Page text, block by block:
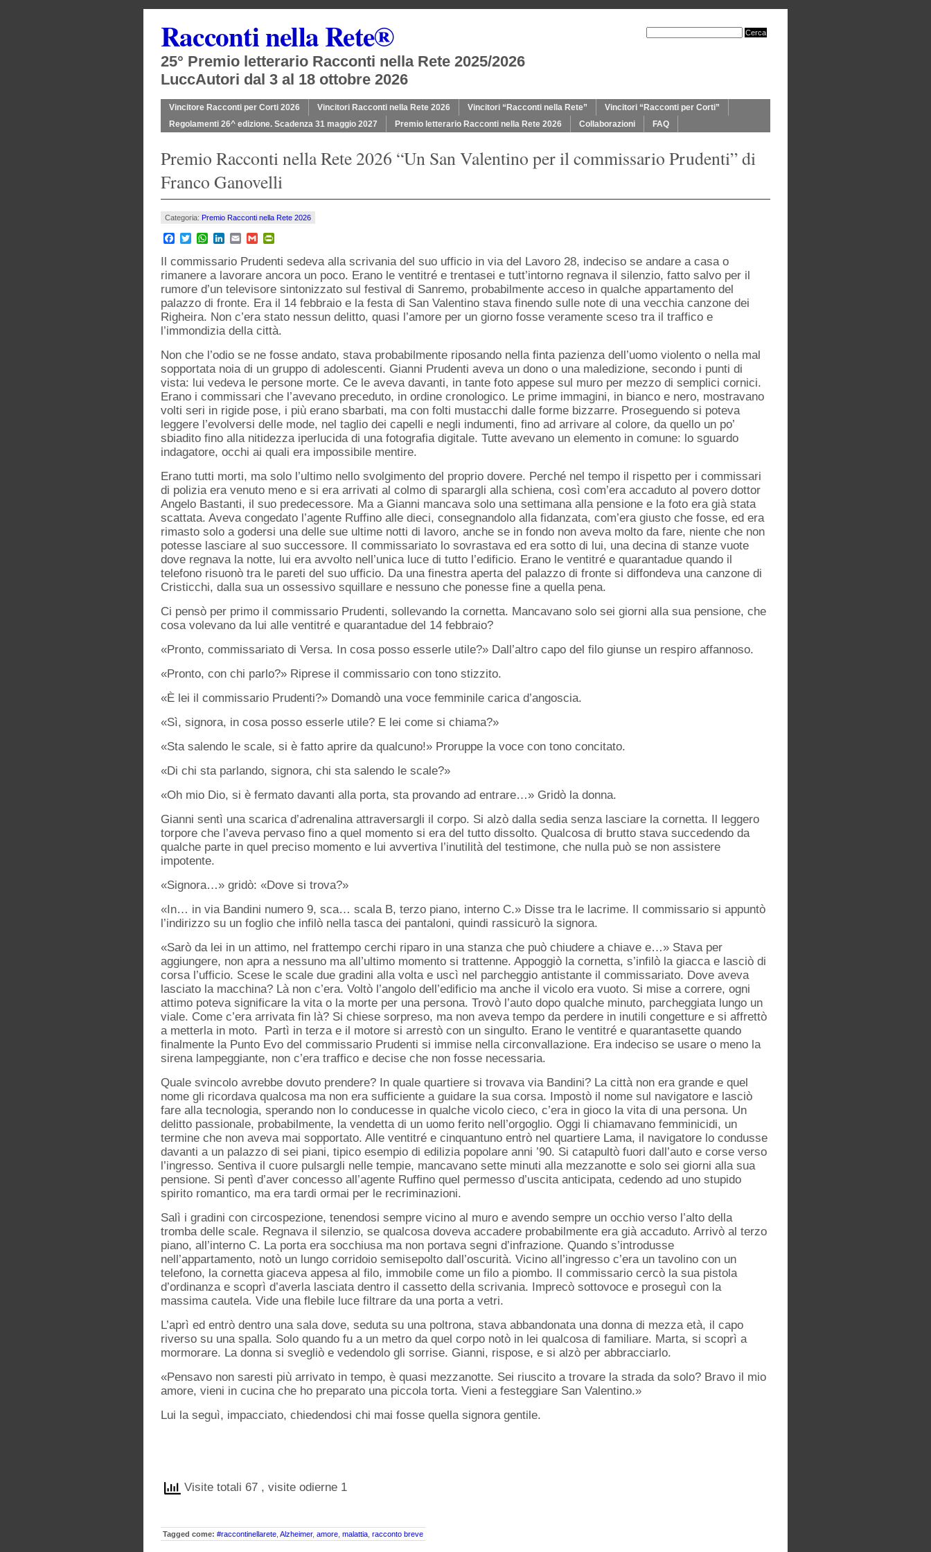
Racconti nella Rete®
25° Premio letterario Racconti nella Rete 2025/2026
LuccAutori dal 3 al 18 ottobre 2026
Vincitore Racconti per Corti 2026 Vincitori Racconti nella Rete 2026 Vincitori “Racconti nella Rete”
Vincitori “Racconti per Corti”
Regolamenti 26^ edizione. Scadenza 31 maggio 2027
Premio letterario Racconti nella Rete 2026 Collaborazioni FAQ
Premio Racconti nella Rete 2026 “Un San Valentino per il commissario Prudenti” di
Franco Ganovelli
Categoria: Premio Racconti nella Rete 2026
Facebook
TwitterWhatsApp
LinkedIn
EmailGmail
Il commissario Prudenti sedeva alla scrivania del suo ufficio in via del Lavoro 28, indeciso se andare a casa o
rimanere a lavorare ancora un poco. Erano le ventitré e trentasei e tutt’intorno regnava il silenzio, fatto salvo per il
rumore d’un televisore sintonizzato sul festival di Sanremo, probabilmente acceso in qualche appartamento del
palazzo di fronte. Era il 14 febbraio e la festa di San Valentino stava finendo sulle note di una vecchia canzone dei
Righeira. Non c’era stato nessun delitto, quasi l’amore per un giorno fosse veramente sceso tra il traffico e
l’immondizia della città.
Non che l’odio se ne fosse andato, stava probabilmente riposando nella finta pazienza dell’uomo violento o nella mal
sopportata noia di un gruppo di adolescenti. Gianni Prudenti aveva un dono o una maledizione, secondo i punti di
vista: lui vedeva le persone morte. Ce le aveva davanti, in tante foto appese sul muro per mezzo di semplici cornici.
Erano i commissari che l’avevano preceduto, in ordine cronologico. Le prime immagini, in bianco e nero, mostravano
volti seri in rigide pose, i più erano sbarbati, ma con folti mustacchi dalle forme bizzarre. Proseguendo si poteva
leggere l’evolversi delle mode, nel taglio dei capelli e negli indumenti, fino ad arrivare al colore, da quello un po’
sbiadito fino alla nitidezza iperlucida di una fotografia digitale. Tutte avevano un elemento in comune: lo sguardo
indagatore, occhi ai quali era impossibile mentire.
Erano tutti morti, ma solo l’ultimo nello svolgimento del proprio dovere. Perché nel tempo il rispetto per i commissari
di polizia era venuto meno e si era arrivati al colmo di sparargli alla schiena, così com’era accaduto al povero dottor
Angelo Bastanti, il suo predecessore. Ma a Gianni mancava solo una settimana alla pensione e la foto era già stata
scattata. Aveva congedato l’agente Ruffino alle dieci, consegnandolo alla fidanzata, com’era giusto che fosse, ed era
rimasto solo a godersi una delle sue ultime notti di lavoro, anche se in fondo non aveva molto da fare, niente che non
potesse lasciare al suo successore. Il commissariato lo sovrastava ed era sotto di lui, una decina di stanze vuote
dove regnava la notte, lui era avvolto nell’unica luce di tutto l’edificio. Erano le ventitré e quarantadue quando il
telefono risuonò tra le pareti del suo ufficio. Da una finestra aperta del palazzo di fronte si diffondeva una canzone di
Cristicchi, dalla sua un ossessivo squillare e nessuno che ponesse fine a quella pena.
Ci pensò per primo il commissario Prudenti, sollevando la cornetta. Mancavano solo sei giorni alla sua pensione, che
cosa volevano da lui alle ventitré e quarantadue del 14 febbraio?
«Pronto, commissariato di Versa. In cosa posso esserle utile?» Dall’altro capo del filo giunse un respiro affannoso.
«Pronto, con chi parlo?» Riprese il commissario con tono stizzito.
«È lei il commissario Prudenti?» Domandò una voce femminile carica d’angoscia.
«Sì, signora, in cosa posso esserle utile? E lei come si chiama?»
«Sta salendo le scale, si è fatto aprire da qualcuno!» Proruppe la voce con tono concitato.
«Di chi sta parlando, signora, chi sta salendo le scale?»
«Oh mio Dio, si è fermato davanti alla porta, sta provando ad entrare…» Gridò la donna.
Gianni sentì una scarica d’adrenalina attraversargli il corpo. Si alzò dalla sedia senza lasciare la cornetta. Il leggero
torpore che l’aveva pervaso fino a quel momento si era del tutto dissolto. Qualcosa di brutto stava succedendo da
qualche parte in quel preciso momento e lui avvertiva l’inutilità del testimone, che nulla può se non assistere
impotente.
«Signora…» gridò: «Dove si trova?»
«In… in via Bandini numero 9, sca… scala B, terzo piano, interno C.» Disse tra le lacrime. Il commissario si appuntò
l’indirizzo su un foglio che infilò nella tasca dei pantaloni, quindi rassicurò la signora.
«Sarò da lei in un attimo, nel frattempo cerchi riparo in una stanza che può chiudere a chiave e…» Stava per
aggiungere, non apra a nessuno ma all’ultimo momento si trattenne. Appoggiò la cornetta, s’infilò la giacca e lasciò di
corsa l’ufficio. Scese le scale due gradini alla volta e uscì nel parcheggio antistante il commissariato. Dove aveva
lasciato la macchina? Là non c’era. Voltò l’angolo dell’edificio ma anche il vicolo era vuoto. Si mise a correre, ogni
attimo poteva significare la vita o la morte per una persona. Trovò l’auto dopo qualche minuto, parcheggiata lungo un
viale. Come c’era arrivata fin là? Si chiese sorpreso, ma non aveva tempo da perdere in inutili congetture e si affrettò
a metterla in moto. Partì in terza e il motore si arrestò con un singulto. Erano le ventitré e quarantasette quando
finalmente la Punto Evo del commissario Prudenti si immise nella circonvallazione. Era indeciso se usare o meno la
sirena lampeggiante, non c’era traffico e decise che non fosse necessaria.
Quale svincolo avrebbe dovuto prendere? In quale quartiere si trovava via Bandini? La città non era grande e quel
nome gli ricordava qualcosa ma non era sufficiente a guidare la sua corsa. Impostò il nome sul navigatore e lasciò
fare alla tecnologia, sperando non lo conducesse in qualche vicolo cieco, c’era in gioco la vita di una persona. Un
delitto passionale, probabilmente, la vendetta di un uomo ferito nell’orgoglio. Oggi li chiamavano femminicidi, un
termine che non aveva mai sopportato. Alle ventitré e cinquantuno entrò nel quartiere Lama, il navigatore lo condusse
davanti a un palazzo di sei piani, tipico esempio di edilizia popolare anni ’90. Si catapultò fuori dall’auto e corse verso
l’ingresso. Sentiva il cuore pulsargli nelle tempie, mancavano sette minuti alla mezzanotte e solo sei giorni alla sua
pensione. Si pentì d’aver concesso all’agente Ruffino quel permesso d’uscita anticipata, cedendo ad uno stupido
spirito romantico, ma era tardi ormai per le recriminazioni.
Salì i gradini con circospezione, tenendosi sempre vicino al muro e avendo sempre un occhio verso l’alto della
tromba delle scale. Regnava il silenzio, se qualcosa doveva accadere probabilmente era già accaduto. Arrivò al terzo
piano, all’interno C. La porta era socchiusa ma non portava segni d’infrazione. Quando s’introdusse
nell’appartamento, notò un lungo corridoio semisepolto dall’oscurità. Vicino all’ingresso c’era un tavolino con un
telefono, la cornetta giaceva appesa al filo, immobile come un filo a piombo. Il commissario cercò la sua pistola
d’ordinanza e scoprì d’averla lasciata dentro il cassetto della scrivania. Imprecò sottovoce e proseguì con la
massima cautela. Vide una flebile luce filtrare da una porta a vetri.
L’aprì ed entrò dentro una sala dove, seduta su una poltrona, stava abbandonata una donna di mezza età, il capo
riverso su una spalla. Solo quando fu a un metro da quel corpo notò in lei qualcosa di familiare. Marta, si scoprì a
mormorare. La donna si svegliò e vedendolo gli sorrise. Gianni, rispose, e si alzò per abbracciarlo.
«Pensavo non saresti più arrivato in tempo, è quasi mezzanotte. Sei riuscito a trovare la strada da solo? Bravo il mio
amore, vieni in cucina che ho preparato una piccola torta. Vieni a festeggiare San Valentino.»
Lui la seguì, impacciato, chiedendosi chi mai fosse quella signora gentile.
Visite totali 67 , visite odierne 1
Tagged come: #raccontinellarete Alzheimer, amore malattia racconto breve